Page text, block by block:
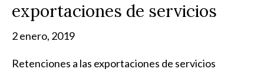
exportaciones de servicios
2 enero, 2019
Retenciones a las exportaciones de servicios